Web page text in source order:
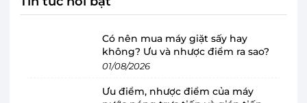
một lượng lớn trái cây cùng lúc mà không lo tràn
bã ép, đường kính ống nhồi nguyên liệu vào lớn
55mm có thể ép nguyên trái đối với các loại củ
quả cỡ vừa và nhỏ, tiết kiệm được thời gian và
Có nên mua máy giặt sấy hay
không? Ưu và nhược điểm ra sao?
01/08/2026
Ưu điểm, nhược điểm của máy